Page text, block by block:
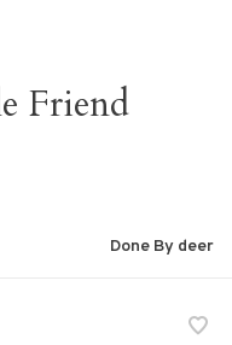
Friend
Done By deer